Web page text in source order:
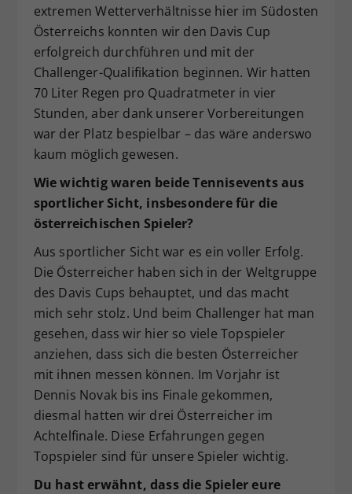
extremen Wetterverhältnisse hier im Südosten
Österreichs konnten wir den Davis Cup
erfolgreich durchführen und mit der
Challenger-Qualifikation beginnen. Wir hatten
70 Liter Regen pro Quadratmeter in vier
Stunden, aber dank unserer Vorbereitungen
war der Platz bespielbar – das wäre anderswo
kaum möglich gewesen.
Wie wichtig waren beide Tennisevents aus
sportlicher Sicht, insbesondere für die
österreichischen Spieler?
Aus sportlicher Sicht war es ein voller Erfolg.
Die Österreicher haben sich in der Weltgruppe
des Davis Cups behauptet, und das macht
mich sehr stolz. Und beim Challenger hat man
gesehen, dass wir hier so viele Topspieler
anziehen, dass sich die besten Österreicher
mit ihnen messen können. Im Vorjahr ist
Dennis Novak bis ins Finale gekommen,
diesmal hatten wir drei Österreicher im
Achtelfinale. Diese Erfahrungen gegen
Topspieler sind für unsere Spieler wichtig.
Du hast erwähnt, dass die Spieler eure